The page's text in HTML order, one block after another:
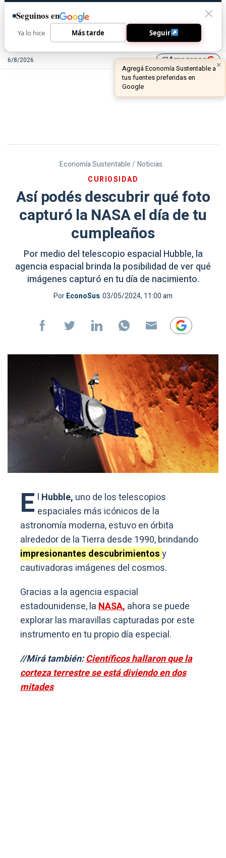
6/8/2026 library_addAgreganos
Economía Sustentable / Noticias
CURIOSIDAD
Así podés descubrir qué foto
capturó la NASA el día de tu
cumpleaños
Por medio del telescopio espacial Hubble, la
agencia espacial brinda la posibilidad de ver qué
imágenes capturó en tu día de nacimiento.
PorEconoSus 03/05/2024, 11:00 am
E l Hubble, uno de los telescopios
espaciales más icónicos de la
astronomía moderna, estuvo en órbita
alrededor de la Tierra desde 1990, brindando
impresionantes descubrimientosy
cautivadoras imágenes del cosmos.
Gracias a la agencia espacial
estadounidense, laNASA, ahora se puede
explorar las maravillas capturadas por este
instrumento en tu propio día especial.
//Mirá también:Científicos hallaron que la
corteza terrestre se está diviendo en dos
mitades
Seguinos en
Ya lo hice Más tarde Seguir